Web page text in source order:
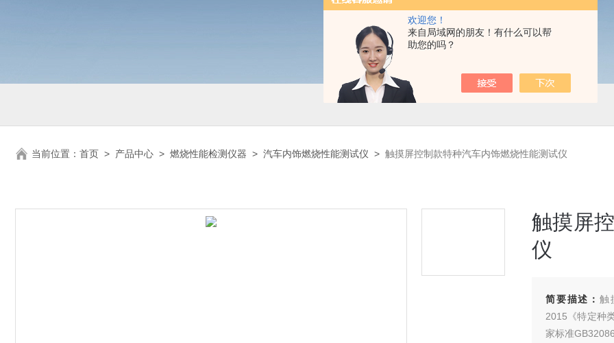
欢迎您！
来自局域网的朋友！有什么可以帮
助您的吗？
当前位置： 首页 > 产品中心 > 燃烧性能检测仪器 > 汽车内饰燃烧性能测试仪 > 触摸屏控制款特种汽车内饰燃烧性能测试仪
触摸屏
仪
简要描述： 触
2015《特定种
家标准